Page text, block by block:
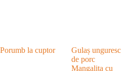
Porumb la cuptor
Gulaș unguresc
de porc
Mangalița cu